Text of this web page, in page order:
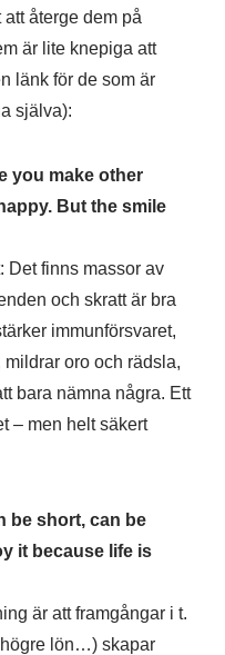
återge dem på
är lite knepiga att
länk för de som är
själva):
you make other
But the smile
Det finns massor av
och skratt är bra
immunförsvaret,
oro och rädsla,
bara nämna några. Ett
– men helt säkert
be short, can be
it because life is
är att framgångar i t.
lön…) skapar